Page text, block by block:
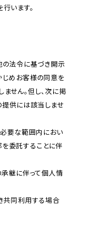
います。
の法令に基づき開示
じめお客様の同意を
せん。但し、次に掲
供には該当しませ
必要な範囲内におい
委託することに伴
承継に伴って個人情
共同利用する場合